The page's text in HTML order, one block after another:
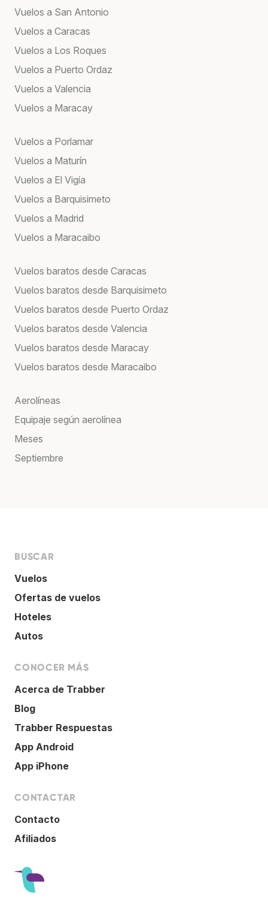
Vuelos a San Antonio
Vuelos a Caracas
Vuelos a Los Roques
Vuelos a Puerto Ordaz
Vuelos a Valencia
Vuelos a Maracay
Vuelos a Porlamar
Vuelos a Maturín
Vuelos a El Vigía
Vuelos a Barquisimeto
Vuelos a Madrid
Vuelos a Maracaibo
Vuelos baratos desde Caracas
Vuelos baratos desde Barquisimeto
Vuelos baratos desde Puerto Ordaz
Vuelos baratos desde Valencia
Vuelos baratos desde Maracay
Vuelos baratos desde Maracaibo
Aerolíneas
Equipaje según aerolínea
Meses
Septiembre
BUSCAR
Vuelos
Ofertas de vuelos
Hoteles
Autos
CONOCER MÁS
Acerca de Trabber
Blog
Trabber Respuestas
App Android
App iPhone
CONTACTAR
Contacto
Afiliados